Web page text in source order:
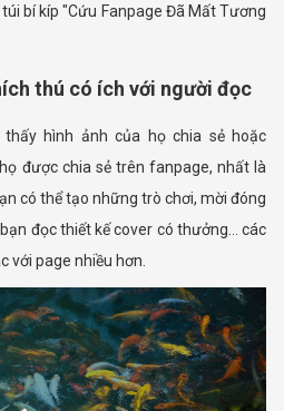
bí kíp "Cứu Fanpage Đã Mất Tương
thú có ích với người đọc
hình ảnh của họ chia sẻ hoặc
được chia sẻ trên fanpage, nhất là
có thể tạo những trò chơi, mời đóng
đọc thiết kế cover có thưởng… các
với page nhiều hơn.